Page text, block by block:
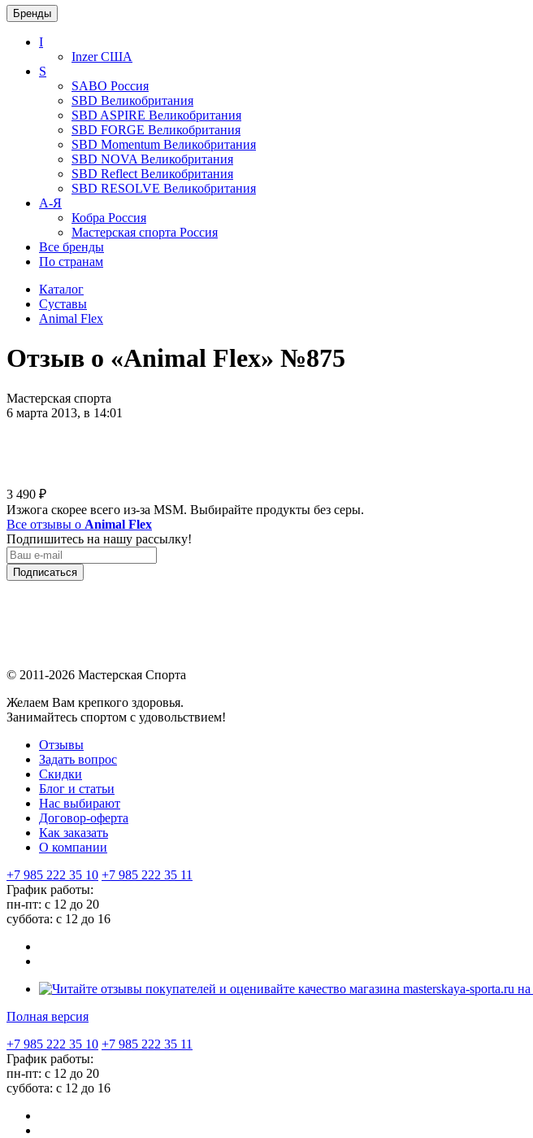
Бренды
I
InzerСША
S
SABO Россия
SBD Великобритания
SBD ASPIRE Великобритания
SBD FORGE Великобритания
SBD Momentum Великобритания
SBD NOVA Великобритания
SBD Reflect Великобритания
SBD RESOLVE Великобритания
А-Я
Кобра Россия
Мастерская спорта Россия
Все бренды
По странам
Каталог
Суставы
Animal Flex
Отзыв о «Animal Flex» №875
Мастерская спорта
6 марта 2013, в 14:01
3 490 ₽
Изжога скорее всего из-за MSM. Выбирайте продукты без серы.
Все отзывы о Animal Flex
Подпишитесь на нашу рассылку!
Подписаться
© 2011-2026 Мастерская Спорта
Желаем Вам крепкого здоровья.
Занимайтесь спортом с удовольствием!
Отзывы
Задать вопрос
Скидки
Блог и статьи
Нас выбирают
Договор-оферта
Как заказать
О компании
+7 985 222 35 10 +7 985 222 35 11
График работы:
пн-пт: с 12 до 20
суббота: c 12 до 16
Полная версия
+7 985 222 35 10 +7 985 222 35 11
График работы:
пн-пт: с 12 до 20
суббота: c 12 до 16